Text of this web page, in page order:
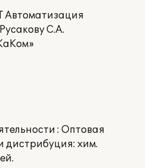
С.А.
: Оптовая
дистрибуция: хим.